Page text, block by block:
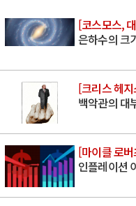
[코스모스,
은하수의 크
[크리스 헤
백악관의 대
[마이클 로
인플레이션